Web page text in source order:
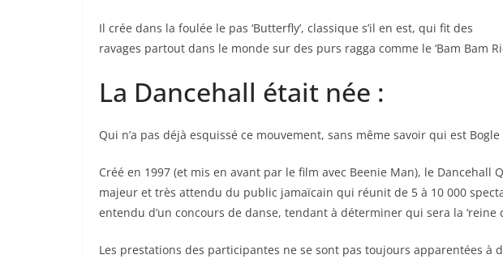
Il crée dans la foulée le pas ‘Butterfly’, classique s’il en est, qui fit des
ravages partout dans le monde sur des purs ragga comme le ‘Bam Bam
La Dancehall était née :
Qui n’a pas déjà esquissé ce mouvement, sans même savoir qui est Bogle
Créé en 1997 (et mis en avant par le film avec Beenie Man), le Dancehall
majeur et très attendu du public jamaïcain qui réunit de 5 à 10 000
entendu d’un concours de danse, tendant à déterminer qui sera la ‘reine
Les prestations des participantes ne se sont pas toujours apparentées à